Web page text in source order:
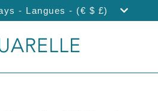
- Langues - (€ $ £)